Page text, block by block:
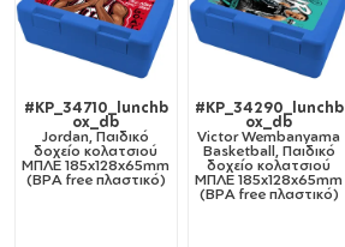
#KP_34710_lunchb
ox_db
Jordan, Παιδικό
δοχείο κολατσιού
ΜΠΛΕ 185x128x65mm
(BPA free πλαστικό)
#KP_34290_lunchb
ox_db
Victor Wembanyama
Basketball, Παιδικό
δοχείο κολατσιού
ΜΠΛΕ 185x128x65mm
(BPA free πλαστικό)